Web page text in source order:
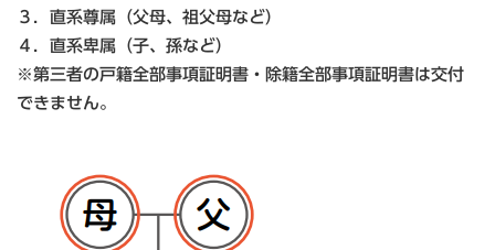
３．直系尊属（父母、祖父母など）
４．直系卑属（子、孫など）
※第三者の戸籍全部事項証明書・除籍全部事項証明書は交付
できません。